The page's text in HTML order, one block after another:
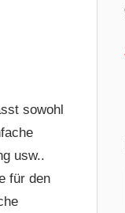
sowohl
usw..
für den